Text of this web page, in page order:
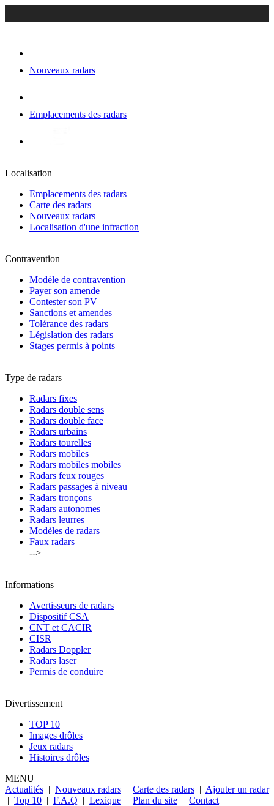
Nouveaux radars
Emplacements des radars
Localisation
Emplacements des radars
Carte des radars
Nouveaux radars
Localisation d'une infraction
Contravention
Modèle de contravention
Payer son amende
Contester son PV
Sanctions et amendes
Tolérance des radars
Législation des radars
Stages permis à points
Type de radars
Radars fixes
Radars double sens
Radars double face
Radars urbains
Radars tourelles
Radars mobiles
Radars mobiles mobiles
Radars feux rouges
Radars passages à niveau
Radars tronçons
Radars autonomes
Radars leurres
Modèles de radars
Faux radars
-->
Informations
Avertisseurs de radars
Dispositif CSA
CNT et CACIR
CISR
Radars Doppler
Radars laser
Permis de conduire
Divertissement
TOP 10
Images drôles
Jeux radars
Histoires drôles
MENU
Actualités | Nouveaux radars | Carte des radars | Ajouter un radar
| Top 10 | F.A.Q | Lexique | Plan du site | Contact